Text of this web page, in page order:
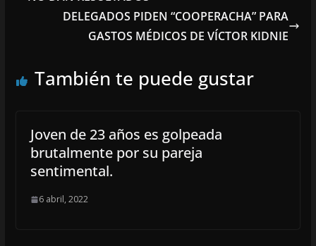
DELEGADOS PIDEN “COOPERACHA” PARA
GASTOS MÉDICOS DE VÍCTOR KIDNIE
También te puede gustar
Joven de 23 años es golpeada
brutalmente por su pareja
sentimental.
6 abril, 2022